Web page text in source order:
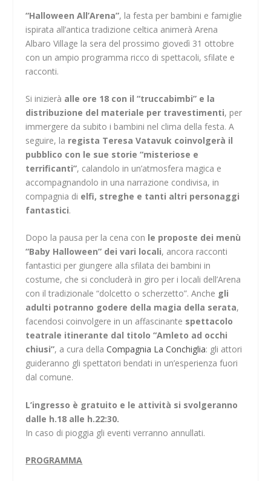
“Halloween All’Arena”, la festa per bambini e famiglie
ispirata all’antica tradizione celtica animerà Arena
Albaro Village la sera del prossimo giovedì 31 ottobre
con un ampio programma ricco di spettacoli, sfilate e
racconti.
Si inizierà alle ore 18 con il “truccabimbi” e la
distribuzione del materiale per travestimenti, per
immergere da subito i bambini nel clima della festa. A
seguire, la regista Teresa Vatavuk coinvolgerà il
pubblico con le sue storie “misteriose e
terrificanti”, calandolo in un’atmosfera magica e
accompagnandolo in una narrazione condivisa, in
compagnia di elfi, streghe e tanti altri personaggi
fantastici.
Dopo la pausa per la cena con le proposte dei menù
“Baby Halloween” dei vari locali, ancora racconti
fantastici per giungere alla sfilata dei bambini in
costume, che si concluderà in giro per i locali dell’Arena
con il tradizionale “dolcetto o scherzetto”. Anche gli
adulti potranno godere della magia della serata,
facendosi coinvolgere in un affascinante spettacolo
teatrale itinerante dal titolo “Amleto ad occhi
chiusi”, a cura dellaCompagnia La Conchiglia: gli attori
guideranno gli spettatori bendati in un’esperienza fuori
dal comune.
L’ingresso è gratuito e le attività si svolgeranno
dalle h.18 alle h.22:30.
In caso di pioggia gli eventi verranno annullati.
PROGRAMMA